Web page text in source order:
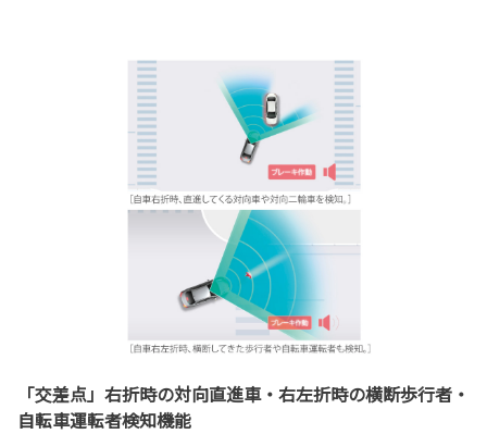
「交差点」右折時の対向直進車・右左折時の横断歩行者・
自転車運転者検知機能